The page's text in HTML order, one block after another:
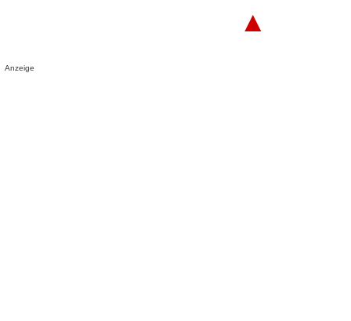
▲
Anzeige